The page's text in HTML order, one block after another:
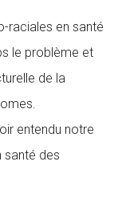
raciales en santé
le problème et
de la
entendu notre
santé des